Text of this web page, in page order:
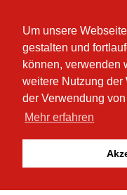
Um unsere
gestalten und
können, verwenden
weitere Nutzung der
der Verwendung
Mehr erfahren